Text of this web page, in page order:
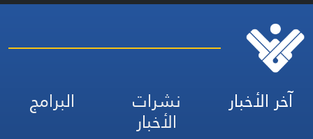
آخر الأخبار نشرات
الأخبار
البرامج